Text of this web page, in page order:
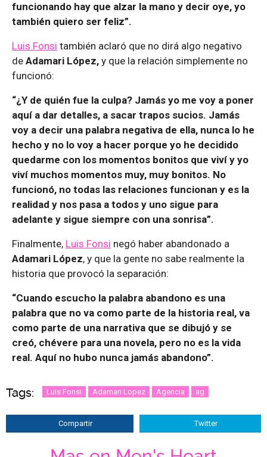
funcionando hay que alzar la mano y decir oye, yo
también quiero ser feliz”.
Luis Fonsi también aclaró que no dirá algo negativo
de Adamari López, y que la relación simplemente no
funcionó:
“¿Y de quién fue la culpa? Jamás yo me voy a poner
aquí a dar detalles, a sacar trapos sucios. Jamás
voy a decir una palabra negativa de ella, nunca lo he
hecho y no lo voy a hacer porque yo he decidido
quedarme con los momentos bonitos que viví y yo
viví muchos momentos muy, muy bonitos. No
funcionó, no todas las relaciones funcionan y es la
realidad y nos pasa a todos y uno sigue para
adelante y sigue siempre con una sonrisa”.
Finalmente, Luis Fonsi negó haber abandonado a
Adamari López, y que la gente no sabe realmente la
historia que provocó la separación:
“Cuando escucho la palabra abandono es una
palabra que no va como parte de la historia real, va
como parte de una narrativa que se dibujó y se
creó, chévere para una novela, pero no es la vida
real. Aquí no hubo nunca jamás abandono”.
Tags: Luis Fonsi Adamari Lopez Agencia ag
Compartir Twitter